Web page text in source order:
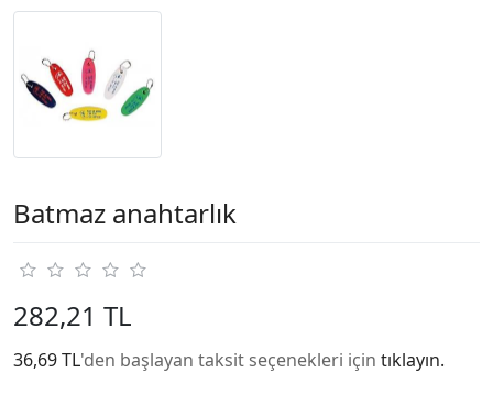
Batmaz anahtarlık
282,21 TL
36,69 TL'den başlayan taksit seçenekleri için tıklayın.